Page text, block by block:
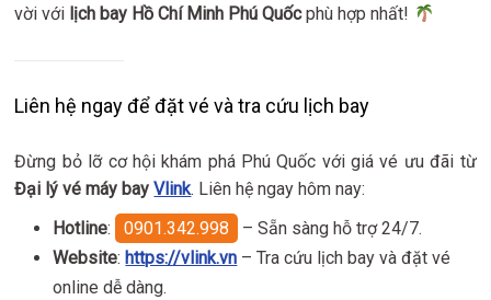
vời với lịch bay Hồ Chí Minh Phú Quốcphù hợp nhất!
Liên hệ ngay để đặt vé và tra cứu lịch bay
Đừng bỏ lỡ cơ hội khám phá Phú Quốc với giá vé ưu đãi từ
Đại lý vé máy bayVlink. Liên hệ ngay hôm nay:
Hotline: 0901.342.998
– Sẵn sàng hỗ trợ 24/7.
Website:https://vlink.vn – Tra cứu lịch bay và đặt vé
online dễ dàng.